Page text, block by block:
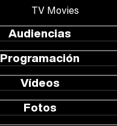
TV Movies
Audiencias
Programación
Vídeos
Fotos